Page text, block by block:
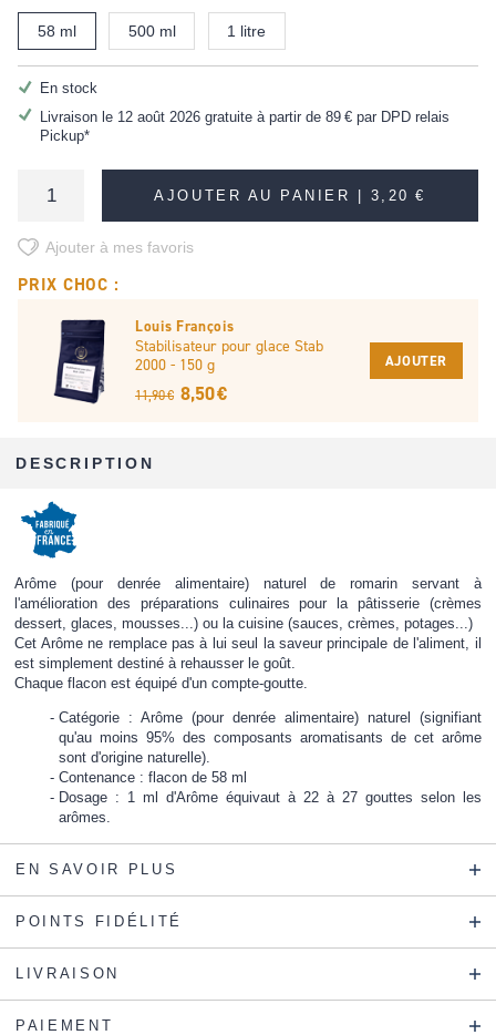
58 ml 500 ml 1 litre
En stock
Livraison le 12 août 2026 gratuite à partir de 89 €par DPD relais
Pickup*
AJOUTER AU PANIER | 3,20 €
Ajouter à mes favoris
PRIX CHOC :
Louis François
Stabilisateur pour glace Stab
2000 - 150 g
11,90 € 8,50 €
AJOUTER
DESCRIPTION
Arôme (pour denrée alimentaire) naturel de romarin servant à
l'amélioration des préparations culinaires pour la pâtisserie (crèmes
dessert, glaces, mousses...) ou la cuisine (sauces, crèmes, potages...)
Cet Arôme ne remplace pas à lui seul la saveur principale de l'aliment, il
est simplement destiné à rehausser le goût.
Chaque flacon est équipé d'un compte-goutte.
Catégorie : Arôme (pour denrée alimentaire) naturel (signifiant
qu'au moins 95% des composants aromatisants de cet arôme
sont d'origine naturelle).
Contenance : flacon de 58 ml
Dosage : 1 ml d'Arôme équivaut à 22 à 27 gouttes selon les
arômes.
EN SAVOIR PLUS
POINTS FIDÉLITÉ
LIVRAISON
PAIEMENT